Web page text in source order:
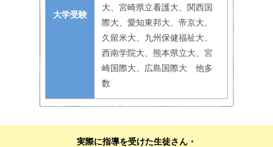
大学受験
大、宮崎県立看護大、関西国
際大、愛知東邦大、帝京大、
久留米大、九州保健福祉大、
西南学院大、熊本県立大、宮
崎国際大、広島国際大 他多
数
実際に指導を受けた生徒さん・